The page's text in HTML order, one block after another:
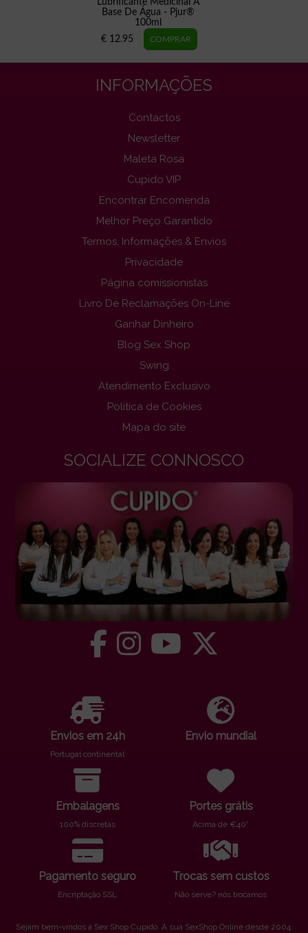
Lubrificante Medicinal À
Base De Água - Pjur®
100ml
€ 12.95
INFORMAÇÕES
Contactos
Newsletter
Maleta Rosa
Cupido VIP
Encontrar Encomenda
Melhor Preço Garantido
Termos, Informações & Envios
Privacidade
Página comissionistas
Livro De Reclamações On-Line
Ganhar Dinheiro
Blog Sex Shop
Swing
Atendimento Exclusivo
Politica de Cookies
Mapa do site
SOCIALIZE CONNOSCO
Envios em 24h
Portugal continental
Envio mundial
Embalagens
100% discretas
Portes grátis
Acima de €40*
Pagamento seguro
Encriptação SSL
Trocas sem custos
Não serve? nós trocamos
Sejam bem-vindos à Sex Shop Cupido. A sua SexShop Online desde 2004.